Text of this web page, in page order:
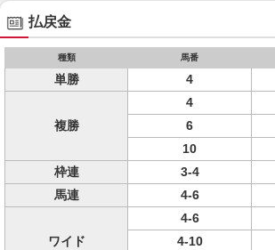
払戻金
種類 馬番
単勝 4
複勝
4
6
10
枠連
3-4
馬連
4-6
ワイド
4-6
4-10